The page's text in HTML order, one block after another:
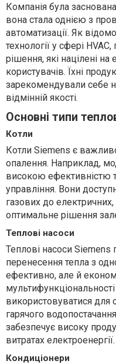
Компанія була
вона стала однією з
автоматизації. Як
технології у сфері
рішення, які націлені
користувачів. Їхні
зарекомендували себе
відмінній якості.
Основні типи
Котли
Котли Siemens є
опалення. Наприклад,
високою ефективністю
управління. Вони
газових до
оптимальне рішення
Теплові насоси
Теплові насоси
перенесення тепла з
ефективно, але й
використовуватися для
гарячого
забезпечує високу
витратах електроенергії.
Кондиціонери